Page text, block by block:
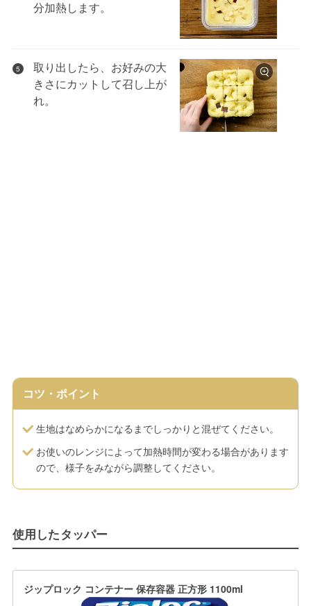
分加熱します。
5
取り出したら、お好みの大
きさにカットして召し上が
れ。
コツ・ポイント
生地はなめらかになるまでしっかりと混ぜてください。
お使いのレンジによって加熱時間が変わる場合があります
ので、様子をみながら調整してください。
使用したタッパー
ジップロック コンテナー 保存容器 正方形 1100ml